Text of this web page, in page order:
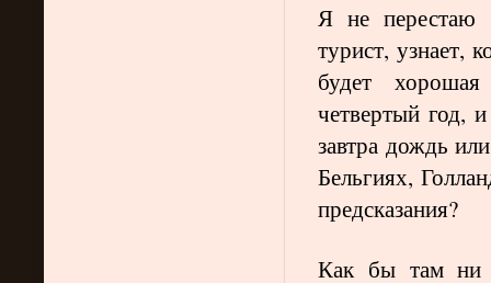
Я не перестаю
турист, узнает,
будет
четвертый год,
завтра дождь
Бельгиях,
предсказания?
Как бы там ни